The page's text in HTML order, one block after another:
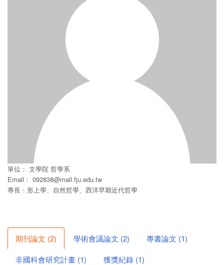
單位： 文學院 哲學系
Email： 092838@mail.fju.edu.tw
專長：形上學、自然哲學、西洋早期近代哲學
期刊論文 (2) 學術會議論文 (2) 專書論文 (1)
非國科會研究計畫 (1) 獲獎紀錄 (1)